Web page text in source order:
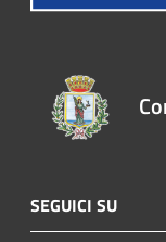
SEGUICI SU